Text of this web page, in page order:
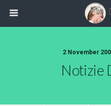
2 November
Notizie